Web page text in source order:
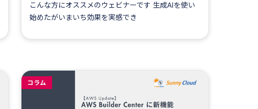
こんな方にオススメのウェビナーです ⽣成AIを使い
始めたがいまいち効果を実感でき
コラム